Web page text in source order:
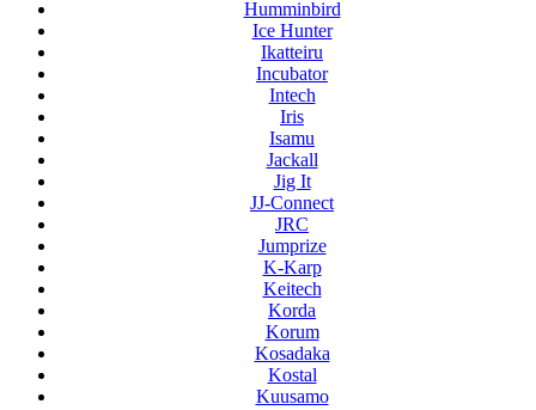
Humminbird
Ice Hunter
Ikatteiru
Incubator
Intech
Iris
Isamu
Jackall
Jig It
JJ-Connect
JRC
Jumprize
K-Karp
Keitech
Korda
Korum
Kosadaka
Kostal
Kuusamo